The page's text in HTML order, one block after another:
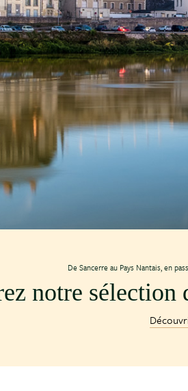
De Sancerre au Pays Nantais, en
notre sélection